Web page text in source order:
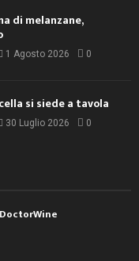
di melanzane,
1 Agosto 2026 0
si siede a tavola
30 Luglio 2026 0